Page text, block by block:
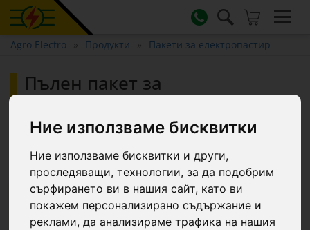
Ние използваме бисквитки
Ние използваме бисквитки и други,
проследяващи, технологии, за да подобрим
сърфирането ви в нашия сайт, като ви
покажем персонализирано съдържание и
реклами, да анализираме трафика на нашия
Agro Electro Продукти Пакети за електропастир
Пълен пакет за
електропастир 4000 м, 7,2
джаула, 230 V, за домашни
животни :: 4000 m
-11.6 €